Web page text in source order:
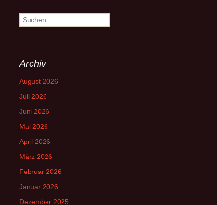
Suchen
nach:
Archiv
August 2026
Juli 2026
Juni 2026
Mai 2026
April 2026
März 2026
Februar 2026
Januar 2026
Dezember 2025